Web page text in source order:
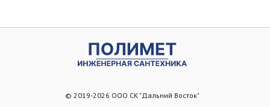
© 2019-2026 ООО СК "Дальний Восток"